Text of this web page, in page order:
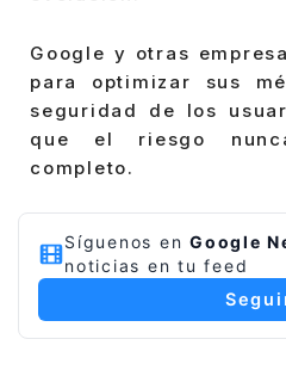
Google y otras
para optimizar sus
seguridad de los
que el riesgo
completo.
Síguenos en Google
noticias en tu feed